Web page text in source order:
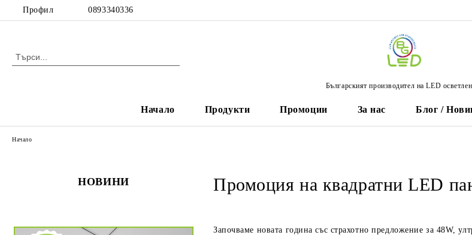
Профил 0893340336
Българският производител на LED
Начало Продукти Промоции За нас Блог /
НОВИНИ
Начало
Промоция на квадратни LED
Започваме новата година със страхотно предложение за 48W,